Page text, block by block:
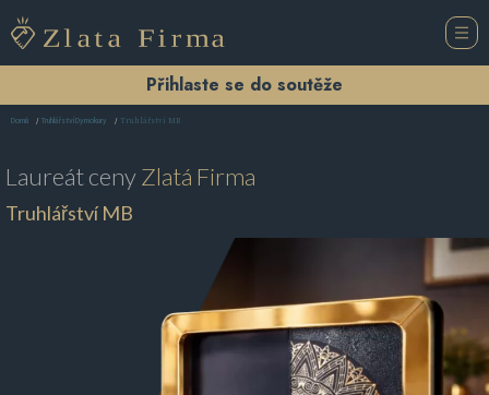
Přihlaste se do soutěže
Domů Truhlářství Dymokury Truhlářství MB
Laureát cenyZlatá Firma
Truhlářství MB